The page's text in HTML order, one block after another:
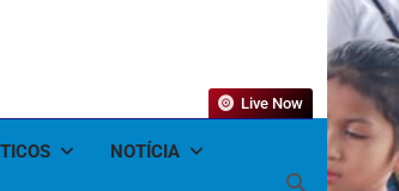
NOTÍCIA
Live Now